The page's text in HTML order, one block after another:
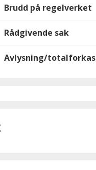
Brudd på regelverket
Rådgivende sak
Avlysning/